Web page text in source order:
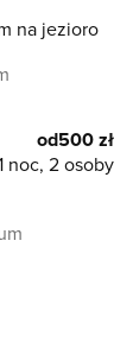
na jezioro
od500 zł
noc, 2 osoby